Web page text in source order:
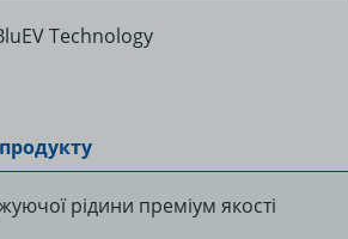
Technology
рідини преміум якості